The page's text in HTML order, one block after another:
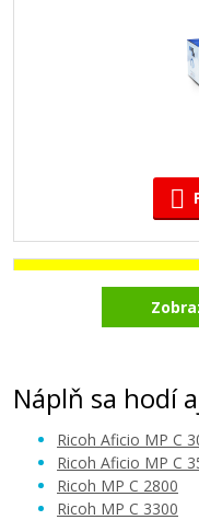
Náplň sa hodí
Ricoh Aficio MP C
Ricoh Aficio MP C
Ricoh MP C 2800
Ricoh MP C 3300